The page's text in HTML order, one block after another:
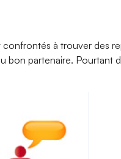
à trouver des
bon partenaire. Pourtant